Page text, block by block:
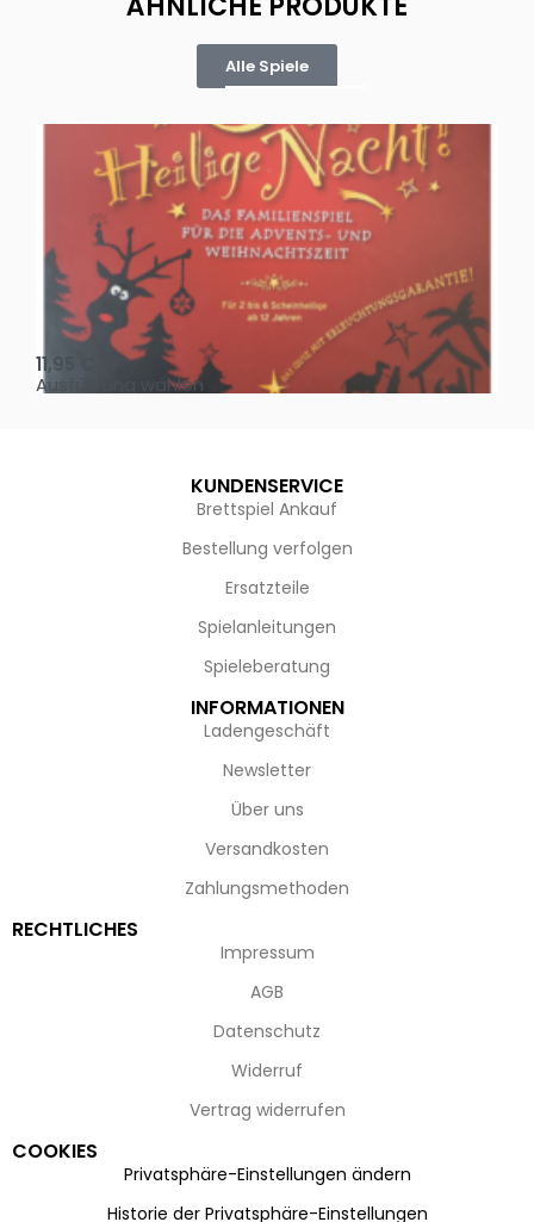
Alle Spiele
Oh, heilige Nacht!
11,95
Ausführung wählen
KUNDENSERVICE
Brettspiel Ankauf
Bestellung verfolgen
Ersatzteile
Spielanleitungen
Spieleberatung
INFORMATIONEN
Ladengeschäft
Newsletter
Über uns
Versandkosten
Zahlungsmethoden
RECHTLICHES
Impressum
AGB
Datenschutz
Widerruf
Vertrag widerrufen
COOKIES
Privatsphäre-Einstellungen ändern
Historie der Privatsphäre-Einstellungen